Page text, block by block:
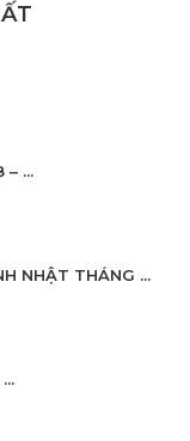
– ...
NHẬT THÁNG ...